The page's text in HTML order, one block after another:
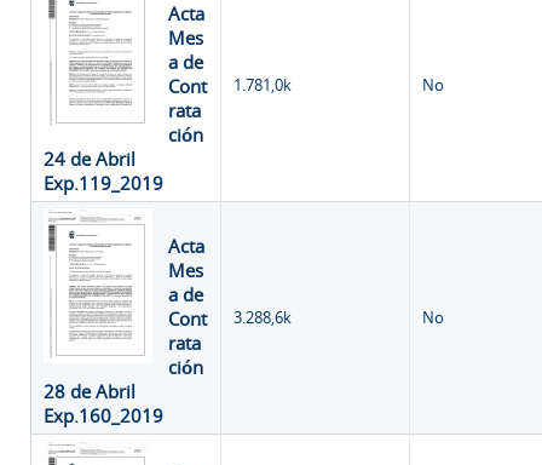
Acta
Mes
a de
Cont
rata
ción
24 de Abril
Exp.119_2019
1.781,0k No
Acta
Mes
a de
Cont
rata
ción
28 de Abril
Exp.160_2019
3.288,6k No